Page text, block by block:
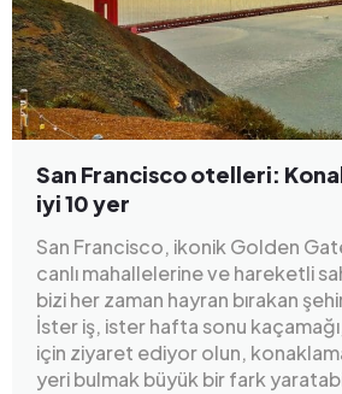
San Francisco otelleri:
iyi 10 yer
San Francisco, ikonik Golden
canlı mahallelerine ve hareketli
bizi her zaman hayran bırakan
İster iş, ister hafta sonu
için ziyaret ediyor olun,
yeri bulmak büyük bir fark